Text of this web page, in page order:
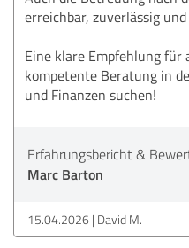
erreichbar, zuverlässig
Eine klare Empfehlung für
kompetente Beratung in
und Finanzen suchen!
Erfahrungsbericht &
Marc Barton
15.04.2026 David M.